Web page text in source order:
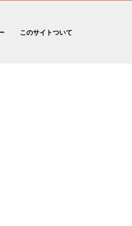
このサイトついて